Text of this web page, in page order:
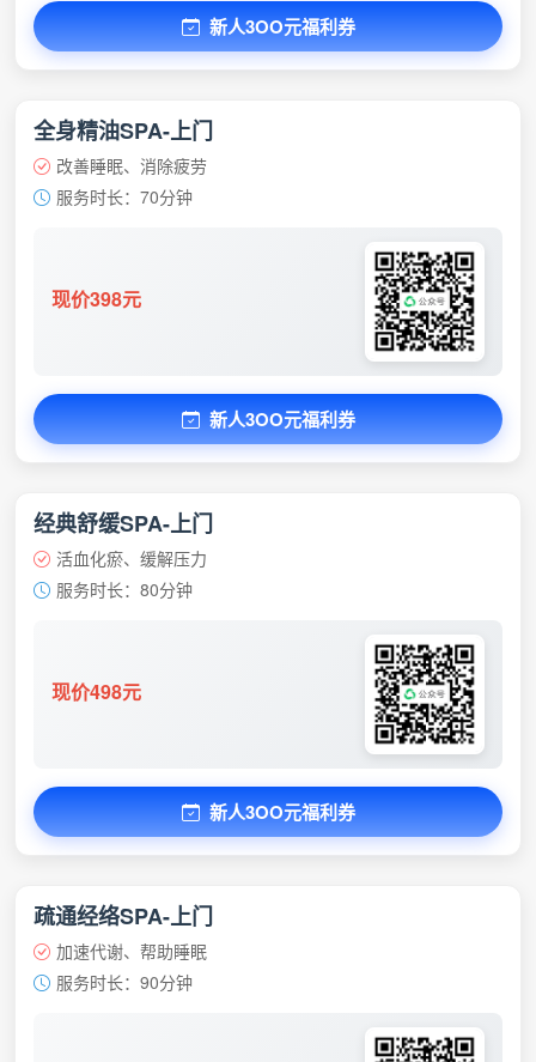
新人3OO元福利券
全身精油SPA-上门
改善睡眠、消除疲劳
服务时长：70分钟
现价398元
新人3OO元福利券
经典舒缓SPA-上门
活血化瘀、缓解压力
服务时长：80分钟
现价498元
新人3OO元福利券
疏通经络SPA-上门
加速代谢、帮助睡眠
服务时长：90分钟